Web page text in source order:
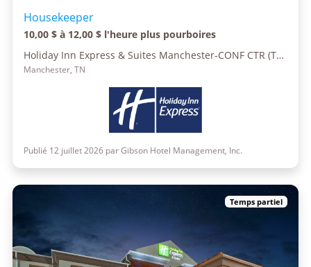
Housekeeper
10,00 $ à 12,00 $ l'heure plus pourboires
Holiday Inn Express & Suites Manchester-CONF CTR (Tullahoma)
Manchester, TN
Publié 12 juillet 2026 par Gibson Hotel Management, Inc.
Temps partiel